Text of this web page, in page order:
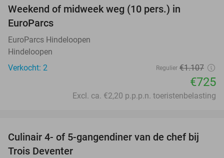
Weekend of midweek weg (10 pers.) in
EuroParcs
EuroParcs Hindeloopen
Hindeloopen
Verkocht: 2
Regulier €1.107
€725
Excl. ca. €2,20 p.p.p.n. toeristenbelasting
39%
Culinair 4- of 5-gangendiner van de chef bij
Trois Deventer